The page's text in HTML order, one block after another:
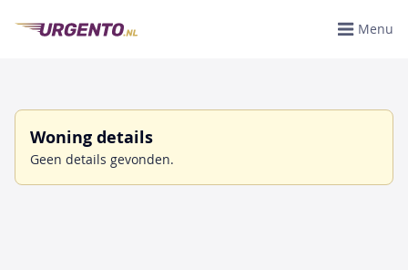
Menu
Woning details
Geen details gevonden.